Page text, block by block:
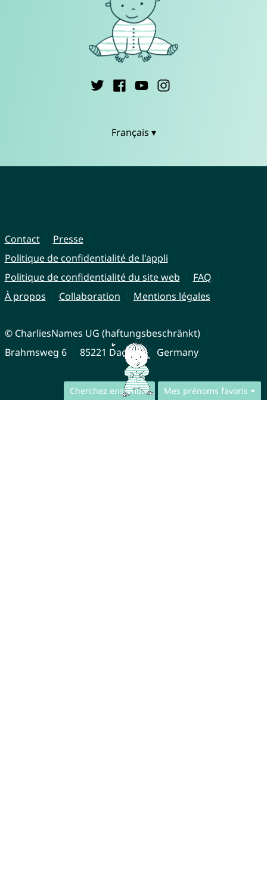
Cherchez ensemble Mes prénoms favoris
Français ▾
Contact
Presse
Politique de confidentialité de l'appli
Politique de confidentialité du site web
FAQ
À propos
Collaboration Mentions légales
© CharliesNames UG (haftungsbeschränkt)
Brahmsweg 6
85221 Dachau Germany